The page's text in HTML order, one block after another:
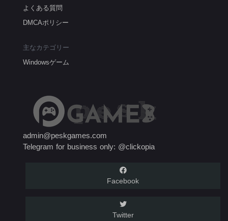
よくある質問
DMCAポリシー
主なカテゴリー
Windowsゲーム
admin@peskgames.com
Telegram for business only: @clickopia
Facebook
Twitter